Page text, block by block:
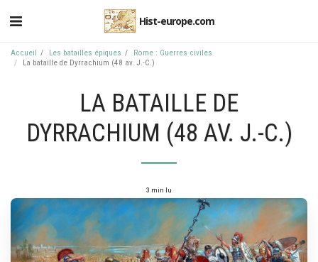
Hist-europe.com
Accueil Les batailles épiques
Rome : Guerres civiles
La bataille de Dyrrachium (48 av. J.-C.)
LA BATAILLE DE
DYRRACHIUM (48 AV. J.-C.)
3 min lu